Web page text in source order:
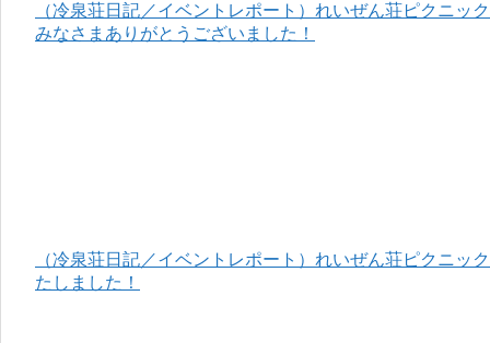
（冷泉荘日記／イベントレポート）れいぜん荘ピクニッ
みなさまありがとうございました！
（冷泉荘日記／イベントレポート）れいぜん荘ピクニッ
たしました！